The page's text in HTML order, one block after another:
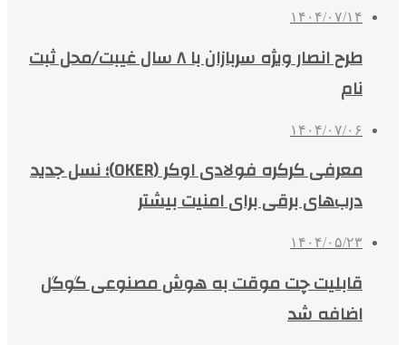
۱۴۰۴/۰۷/۱۴
طرح انصار ویژه سربازان با ۸ سال غیبت/محل ثبت
نام
۱۴۰۴/۰۷/۰۶
معرفی کرکره فولادی اوکر (OKER)؛ نسل جدید
درب‌های برقی برای امنیت بیشتر
۱۴۰۴/۰۵/۲۳
قابلیت چت موقت به هوش مصنوعی گوگل
اضافه شد